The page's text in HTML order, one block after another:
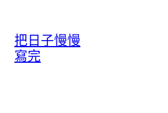
把日子慢慢
寫完